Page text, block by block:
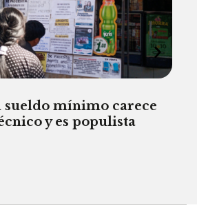
sueldo mínimo carece
y es populista